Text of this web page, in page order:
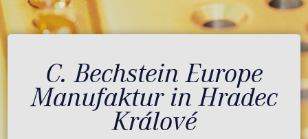
C. Bechstein Europe
Manufaktur in Hradec
Králové